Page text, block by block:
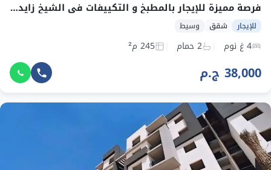
فرصة مميزة للإيجار بالمطبخ و التكييفات في الشيخ زايد – الحي الثامن
للإيجار شقق وسيط
4 غ نوم 2 حمام 245 م²
38,000 ج.م